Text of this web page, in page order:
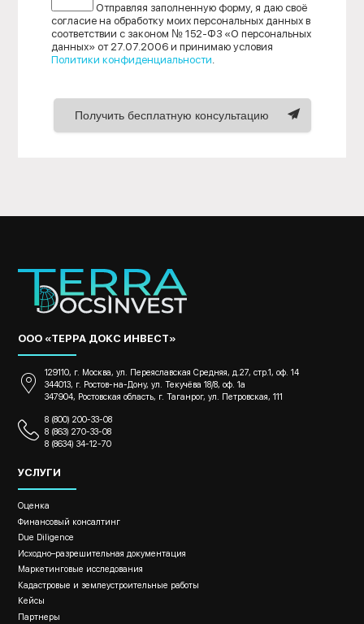
Отправляя заполненную форму, я даю своё
согласие на обработку моих персональных данных в
соответствии с законом № 152-ФЗ «О персональных
данных» от 27.07.2006 и принимаю условия
Политики конфиденциальности
Получить бесплатную консультацию
ООО «ТЕРРА ДОКС ИНВЕСТ»
129110, г. Москва, ул. Переяславская Средняя, д.27, стр.1, оф. 14
344013, г. Ростов-на-Дону, ул. Текучёва 18/8, оф. 1а
347904, Ростовская область, г. Таганрог, ул. Петровская, 111
8 (800) 200-33-08
8 (863) 270-33-08
8 (8634) 34-12-70
УСЛУГИ
Оценка
Финансовый консалтинг
Due Diligence
Исходно–разрешительная документация
Маркетинговые исследования
Кадастровые и землеустроительные работы
Кейсы
Партнеры